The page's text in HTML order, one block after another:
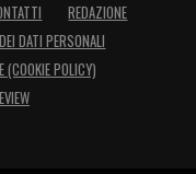
REDAZIONE
DATI PERSONALI
(COOKIE POLICY)